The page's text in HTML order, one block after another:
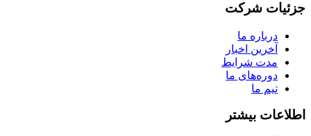
شرکت
درباره ما
آخرین اخبار
مدت شرایط
دوره‌های ما
تیم ما
بیشتر